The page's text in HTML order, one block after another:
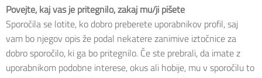
Povejte, kaj vas je pritegnilo, zakaj mu/ji pišete
Sporočila se lotite, ko dobro preberete uporabnikov profil, saj
vam bo njegov opis že podal nekatere zanimive iztočnice za
dobro sporočilo, ki ga bo pritegnilo. Če ste prebrali, da imate z
uporabnikom podobne interese, okus ali hobije, mu v sporočilu to